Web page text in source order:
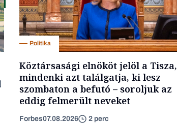
Politika
Köztársasági elnököt jelöl a Tisza,
mindenki azt találgatja, ki lesz
szombaton a befutó – soroljuk az
eddig felmerült neveket
Forbes07.08.2026 2 perc